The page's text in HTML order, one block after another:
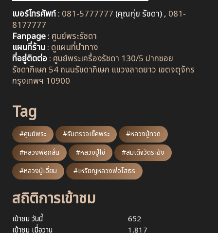
เบอร์โทรศัพท์: 081-5777777 (คุณกุ่ย รัชดา) , 081-
8177777
Fanpage: ศูนย์พระรัชดา
แผนที่ร้าน: ดูแผนที่นำทาง
ที่อยู่ติดต่อ: ศูนย์พระเครื่องรัชดา 130/5 ปากซอย
รัชดาภิเษก 54 ถนนรัชดาภิเษก แขวงลาดยาว เขตจตุจักร
กรุงเทพฯ 10900
Tag
#ศูนย์พระ #รับตรวจเช็คพระ
#หลวงปู่ทวด
#หลวงพ่อกลั่น
#หลวงปู่ไข่
#สมเด็จวัดระฆัง
#หลวงปู่เอี่ยม
#เหรียญหลวงพ่อโสธร
สถิติการเข้าชม
เข้าชม วันนี้
652
เข้าชม เมื่อวาน
1,817